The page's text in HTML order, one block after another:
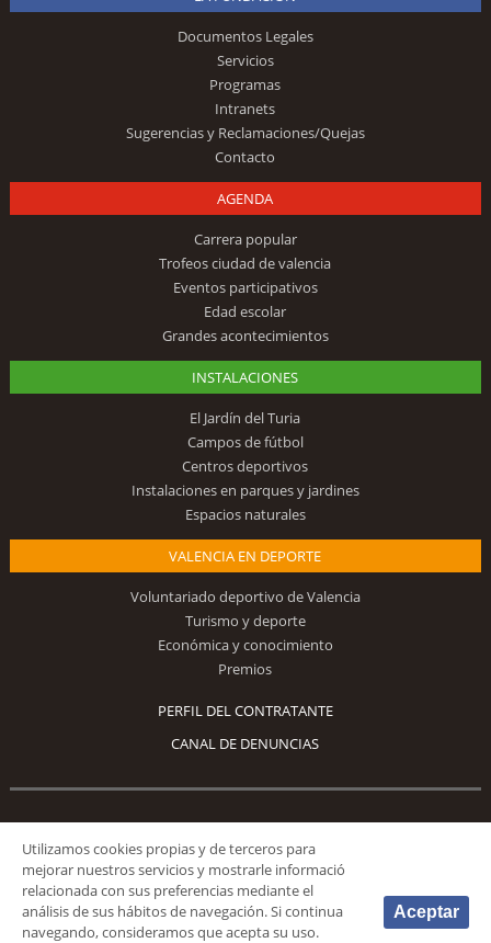
Documentos Legales
Servicios
Programas
Intranets
Sugerencias y Reclamaciones/Quejas
Contacto
AGENDA
Carrera popular
Trofeos ciudad de valencia
Eventos participativos
Edad escolar
Grandes acontecimientos
INSTALACIONES
El Jardín del Turia
Campos de fútbol
Centros deportivos
Instalaciones en parques y jardines
Espacios naturales
VALENCIA EN DEPORTE
Voluntariado deportivo de Valencia
Turismo y deporte
Económica y conocimiento
Premios
PERFIL DEL CONTRATANTE
CANAL DE DENUNCIAS
Síguenos
Utilizamos cookies propias y de terceros para
mejorar nuestros servicios y mostrarle informació
relacionada con sus preferencias mediante el
análisis de sus hábitos de navegación. Si continua
navegando, consideramos que acepta su uso.
Aceptar